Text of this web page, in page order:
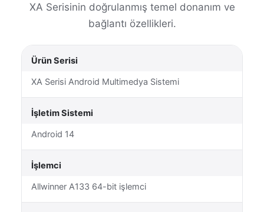
XA Serisinin doğrulanmış temel donanım ve
bağlantı özellikleri.
Ürün Serisi
XA Serisi Android Multimedya Sistemi
İşletim Sistemi
Android 14
İşlemci
Allwinner A133 64-bit işlemci